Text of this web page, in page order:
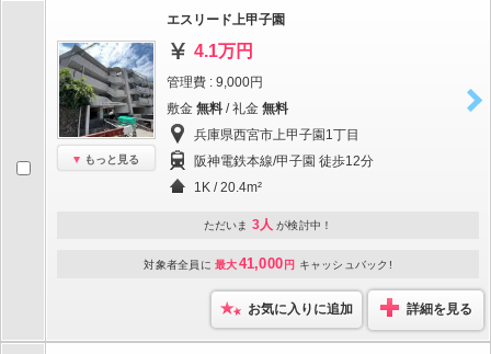
もっと見る
エスリード上甲子園
4.1万円
管理費 : 9,000円
敷金 無料 / 礼金 無料
兵庫県西宮市上甲子園1丁目
阪神電鉄本線/甲子園 徒歩12分
1K / 20.4m²
ただいま 3人 が検討中！
対象者全員に 最大41,000 円 キャッシュバック!
お気に入りに追加 詳細を見る